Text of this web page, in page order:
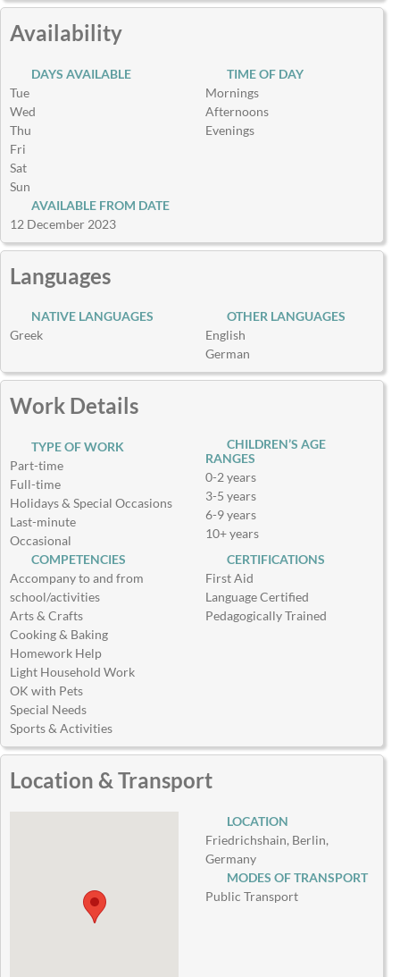
Availability
DAYS AVAILABLE
Tue
Wed
Thu
Fri
Sat
Sun
TIME OF DAY
Mornings
Afternoons
Evenings
AVAILABLE FROM DATE
12 December 2023
Languages
NATIVE LANGUAGES
Greek
OTHER LANGUAGES
English
German
Work Details
TYPE OF WORK
Part-time
Full-time
Holidays & Special Occasions
Last-minute
Occasional
CHILDREN’S AGE
RANGES
0-2 years
3-5 years
6-9 years
10+ years
COMPETENCIES
Accompany to and from
school/activities
Arts & Crafts
Cooking & Baking
Homework Help
Light Household Work
OK with Pets
Special Needs
Sports & Activities
CERTIFICATIONS
First Aid
Language Certified
Pedagogically Trained
Location & Transport
LOCATION
Friedrichshain, Berlin,
Germany
MODES OF TRANSPORT
Public Transport